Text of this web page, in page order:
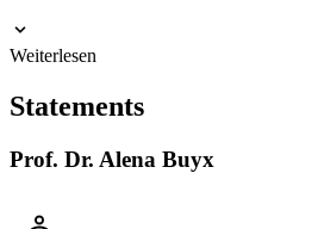
Weiterlesen
Statements
Prof. Dr. Alena Buyx